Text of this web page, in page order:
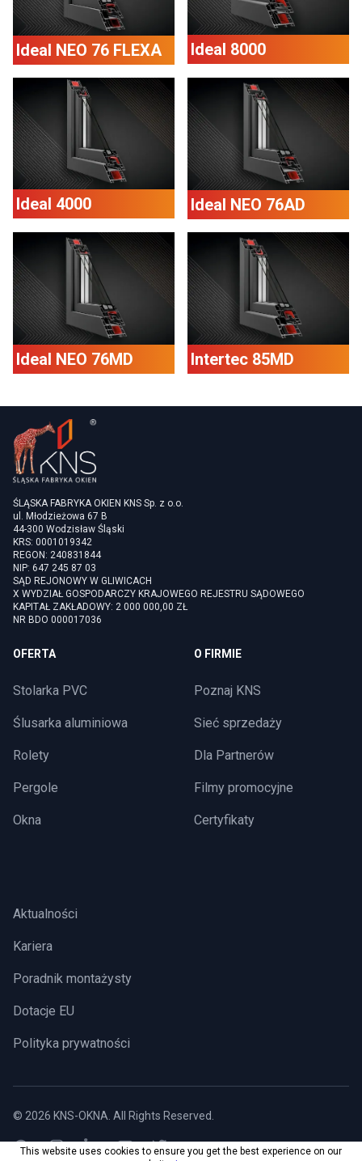
Ideal NEO 76 FLEXA Ideal 8000
Ideal 4000 Ideal NEO 76AD
Ideal NEO 76MD Intertec 85MD
ŚLĄSKA FABRYKA OKIEN KNS Sp. z o.o.
ul. Młodzieżowa 67 B
44-300 Wodzisław Śląski
KRS: 0001019342
REGON: 240831844
NIP: 647 245 87 03
SĄD REJONOWY W GLIWICACH
X WYDZIAŁ GOSPODARCZY KRAJOWEGO REJESTRU SĄDOWEGO
KAPITAŁ ZAKŁADOWY: 2 000 000,00 ZŁ
NR BDO 000017036
OFERTA
Stolarka PVC
Ślusarka aluminiowa
Rolety
Pergole
Okna
O FIRMIE
Poznaj KNS
Sieć sprzedaży
Dla Partnerów
Filmy promocyjne
Certyfikaty
Aktualności
Kariera
Poradnik montażysty
Dotacje EU
Polityka prywatności
© 2026 KNS-OKNA . All Rights Reserved.
This website uses cookies to ensure you get the best experience on our